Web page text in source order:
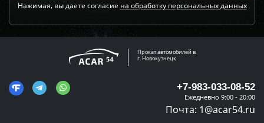
Нажимая, вы даете согласие на обработку персональных данных
Прокат автомобилей в
г. Новокузнецк
+7-983-033-08-52
Ежедневно 9:00 - 20:00
Почта: 1@acar54.ru